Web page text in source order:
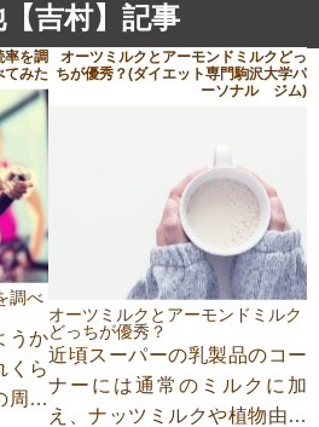
吉村】記事
率を調
てみた
調べ
うか
くら
周り
オーツミルクとアーモンドミルクどっ
ちが優秀？(ダイエット専門駒沢大学パ
ーソナル ジム)
オーツミルクとアーモンドミルク
どっちが優秀？
近頃スーパーの乳製品のコー
ナーには通常のミルクに加
え、ナッツミルクや植物由来